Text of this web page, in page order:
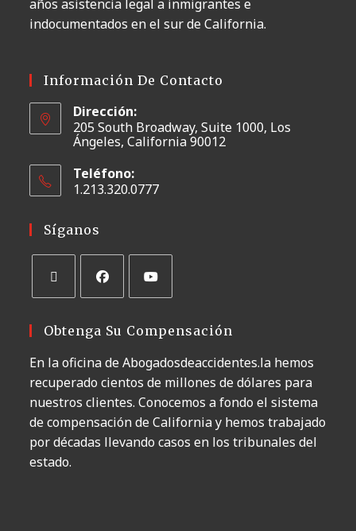
años asistencia legal a inmigrantes e
indocumentados en el sur de California.
Información De Contacto
Dirección:
205 South Broadway, Suite 1000, Los
Ángeles, California 90012
Teléfono:
1.213.320.0777
Síganos
Obtenga Su Compensación
En la oficina de Abogadosdeaccidentes.la hemos
recuperado cientos de millones de dólares para
nuestros clientes. Conocemos a fondo el sistema
de compensación de California y hemos trabajado
por décadas llevando casos en los tribunales del
estado.